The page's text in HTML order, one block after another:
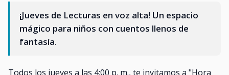
¡Jueves de Lecturas en voz alta! Un espacio
mágico para niños con cuentos llenos de
fantasía.
Todos los jueves a las 4:00 p. m., te invitamos a "Hora